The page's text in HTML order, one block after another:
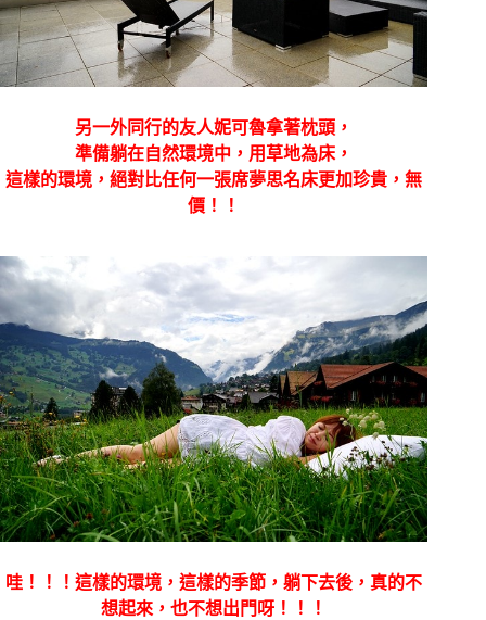
另一外同行的友人妮可魯拿著枕頭，
準備躺在自然環境中，用草地為床，
這樣的環境，絕對比任何一張席夢思名床更加珍貴，無
價！！
哇！！！這樣的環境，這樣的季節，躺下去後，真的不
想起來，也不想出門呀！！！